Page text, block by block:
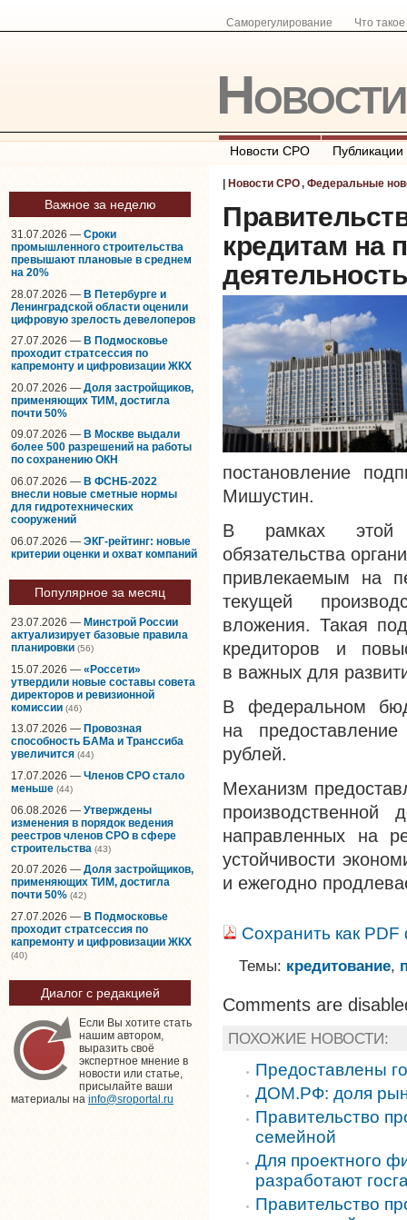
Саморегулирование Что
Новости СРО Публикации
Важное за неделю
31.07.2026 — Сроки
промышленного строительства
превышают плановые в среднем
на 20%
28.07.2026 — В Петербурге и
Ленинградской области оценили
цифровую зрелость девелоперов
27.07.2026 — В Подмосковье
проходит стратсессия по
капремонту и цифровизации ЖКХ
20.07.2026 — Доля застройщиков,
применяющих ТИМ, достигла
почти 50%
09.07.2026 — В Москве выдали
более 500 разрешений на работы
по сохранению ОКН
06.07.2026 — В ФСНБ-2022
внесли новые сметные нормы
для гидротехнических
сооружений
06.07.2026 — ЭКГ-рейтинг: новые
критерии оценки и охват компаний
Популярное за месяц
23.07.2026 — Минстрой России
актуализирует базовые правила
планировки (56)
15.07.2026 — «Россети»
утвердили новые составы совета
директоров и ревизионной
комиссии (46)
13.07.2026 — Провозная
способность БАМа и Транссиба
увеличится (44)
17.07.2026 — Членов СРО стало
меньше (44)
06.08.2026 — Утверждены
изменения в порядок ведения
реестров членов СРО в сфере
строительства (43)
20.07.2026 — Доля застройщиков,
применяющих ТИМ, достигла
почти 50% (42)
27.07.2026 — В Подмосковье
проходит стратсессия по
капремонту и цифровизации ЖКХ
(40)
Диалог с редакцией
Если Вы хотите стать
нашим автором,
выразить своё
экспертное мнение в
новости или статье,
присылайте ваши
материалы на info@sroportal.ru
Новости СРО, Федеральные
кредитам на
постановление
Мишустин.
В рамках этой
обязательства
привлекаемым на
текущей
вложения. Такая
кредиторов и
в важных для
В федеральном
на
рублей.
Механизм
производственной
направленных на
устойчивости
и ежегодно
Сохранить как
Темы: кредитование,
Comments are
ПОХОЖИЕ НОВОСТИ:
Предоставлены
ДОМ.РФ: доля
Правительство
семейной
Для проектного
разработают
Правительство